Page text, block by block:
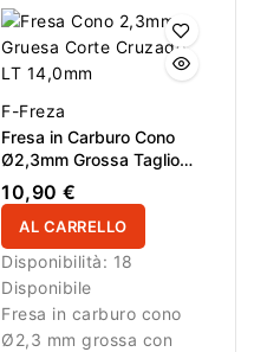
rimuovere gel, acrilico e
polygel in modo
efficiente.
F-Freza
Fresa in Carburo Cono
Ø2,3mm Grossa Taglio
Incrociato LL 14,0mm
10,90 €
AL CARRELLO
Disponibilità: 18
Disponibile
Fresa in carburo cono
Ø2,3 mm grossa con